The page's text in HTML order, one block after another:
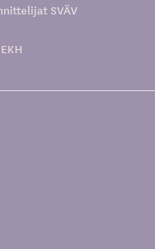
SVÄV